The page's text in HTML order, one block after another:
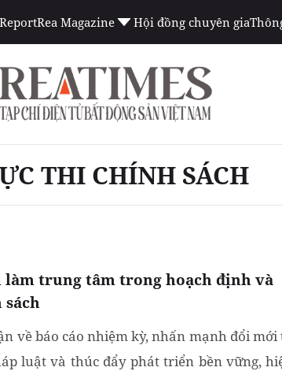
Rea Magazine Hội đồng chuyên gia
THI CHÍNH SÁCH
trung tâm trong hoạch định và
về báo cáo nhiệm kỳ, nhấn mạnh đổi mới
luật và thúc đẩy phát triển bền vững,